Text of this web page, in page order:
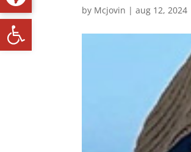
Toolbar openen
by Mcjovin |aug 12, 2024